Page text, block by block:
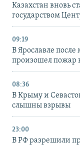
Казахстан вновь
государством
09:19
В Ярославле
произошел пожар
08:36
В Крыму и
слышны взрывы
23:00
В РФ разрешили